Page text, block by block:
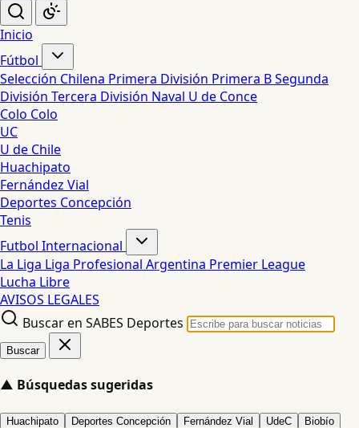
Inicio
Fútbol
Selección Chilena Primera División Primera BSegunda
División Tercera División Naval U de Conce
Colo Colo
UC
U de Chile
Huachipato
Fernández Vial
Deportes Concepción
Tenis
Futbol Internacional
La Liga Liga Profesional Argentina Premier League
Lucha Libre
AVISOS LEGALES
Buscar en SABES Deportes
Buscar
▲ Búsquedas sugeridas
Huachipato Deportes Concepción Fernández Vial UdeC Biobío